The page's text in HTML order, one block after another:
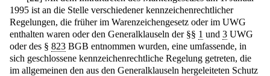
1995 ist an die Stelle verschiedener kennzeichenrechtlicher
Regelungen, die früher im Warenzeichengesetz oder im UWG
enthalten waren oder den Generalklauseln der §§ 1 und 3 UWG
oder des § 823 BGB entnommen wurden, eine umfassende, in
sich geschlossene kennzeichenrechtliche Regelung getreten, die
im allgemeinen den aus den Generalklauseln hergeleiteten Schutz